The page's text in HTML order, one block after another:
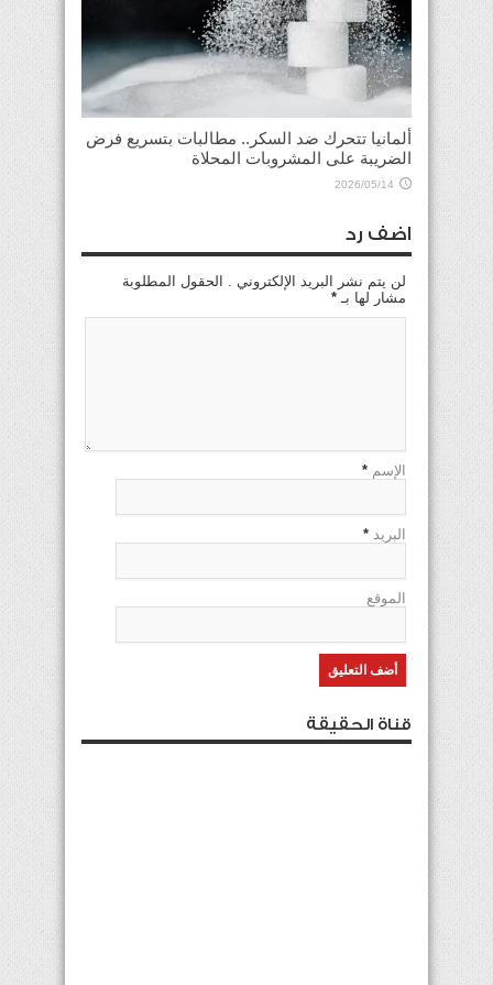
ألمانيا تتحرك ضد السكر.. مطالبات بتسريع فرض
الضريبة على المشروبات المحلاة
2026/05/14
اضف رد
لن يتم نشر البريد الإلكتروني . الحقول المطلوبة
مشار لها بـ *
الإسم *
البريد *
الموقع
قناة الحقيقة